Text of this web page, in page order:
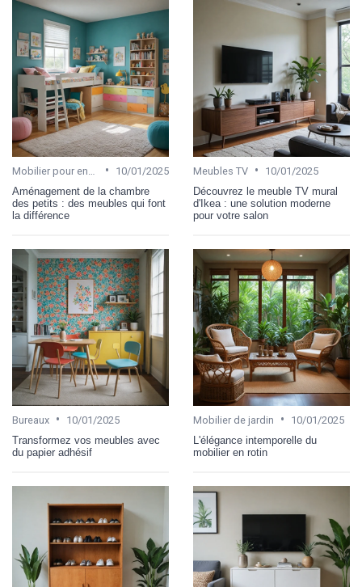
•
10/01/2025
Aménagement de la chambre
des petits : des meubles qui font
la différence
Meubles TV •
10/01/2025
Découvrez le meuble TV mural
d'Ikea : une solution moderne
pour votre salon
Bureaux •
10/01/2025
Transformez vos meubles avec
du papier adhésif
Mobilier de jardin •
10/01/2025
L'élégance intemporelle du
mobilier en rotin